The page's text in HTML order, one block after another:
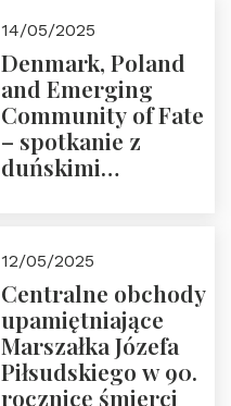
14/05/2025
Denmark, Poland
and Emerging
Community of Fate
– spotkanie z
duńskimi
12/05/2025
Centralne obchody
upamiętniające
Marszałka Józefa
Piłsudskiego w 90.
rocznicę śmierci